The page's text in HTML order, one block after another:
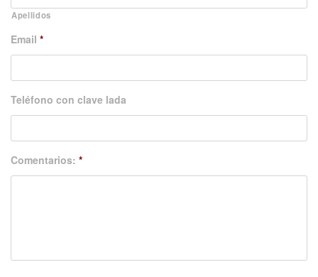
Apellidos
Email *
Teléfono con clave lada
Comentarios: *